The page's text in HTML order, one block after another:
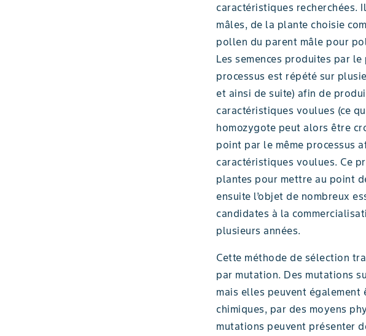
caractéristiques recherchées.
mâles, de la plante choisie
pollen du parent mâle pour
Les semences produites par
processus est répété sur
et ainsi de suite) afin de
caractéristiques voulues (ce
homozygote peut alors être
point par le même processus
caractéristiques voulues. Ce
plantes pour mettre au point
ensuite l’objet de nombreux
candidates à la
plusieurs années.
Cette méthode de sélection
par mutation. Des mutations
mais elles peuvent
chimiques, par des moyens
mutations peuvent présenter